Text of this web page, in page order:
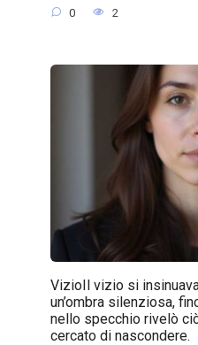
0 2
VizioIl vizio si
un’ombra silenziosa,
nello specchio rivelò
cercato di nascondere.